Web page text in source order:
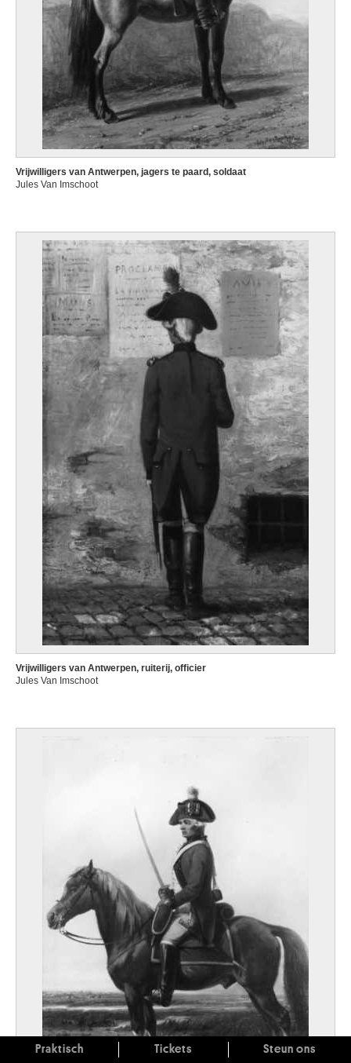
Vrijwilligers van Antwerpen, jagers te paard, soldaat
Jules Van Imschoot
Vrijwilligers van Antwerpen, ruiterij, officier
Jules Van Imschoot
Praktisch Tickets Steun ons